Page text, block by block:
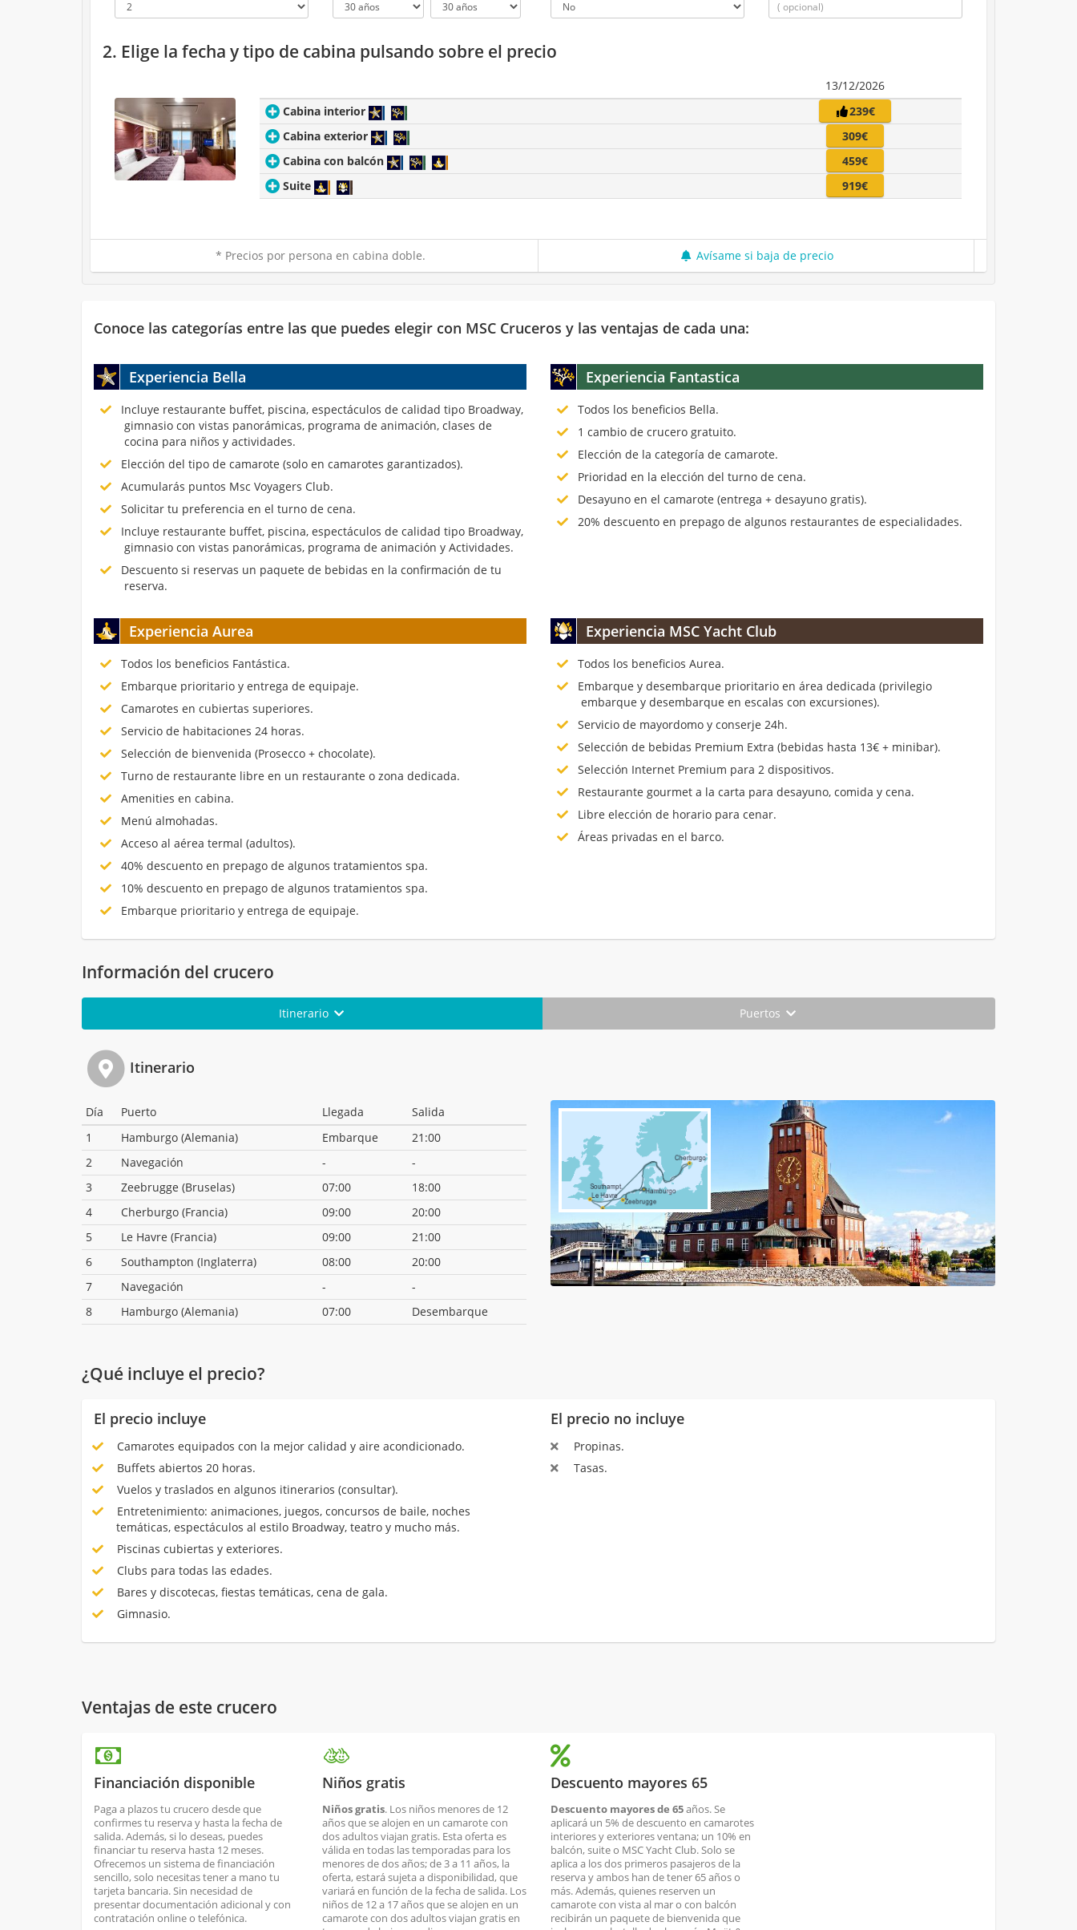
2. Elige la fecha y tipo de cabina pulsando sobre el precio
13/12/2026
Cabina interior
239€
Cabina exterior
309€
Cabina con balcón
459€
Suite
919€
* Precios por persona en cabina doble. Avísame si baja de precio
Conoce las categorías entre las que puedes elegir con MSC Cruceros y las ventajas de cada una:
Experiencia Bella
Incluye restaurante buffet, piscina, espectáculos de calidad tipo Broadway,
gimnasio con vistas panorámicas, programa de animación, clases de
cocina para niños y actividades.
Elección del tipo de camarote (solo en camarotes garantizados).
Acumularás puntos Msc Voyagers Club.
Solicitar tu preferencia en el turno de cena.
Incluye restaurante buffet, piscina, espectáculos de calidad tipo Broadway,
gimnasio con vistas panorámicas, programa de animación y Actividades.
Descuento si reservas un paquete de bebidas en la confirmación de tu
reserva.
Experiencia Fantastica
Todos los beneficios Bella.
1 cambio de crucero gratuito.
Elección de la categoría de camarote.
Prioridad en la elección del turno de cena.
Desayuno en el camarote (entrega + desayuno gratis).
20% descuento en prepago de algunos restaurantes de especialidades.
Experiencia Aurea
Todos los beneficios Fantástica.
Embarque prioritario y entrega de equipaje.
Camarotes en cubiertas superiores.
Servicio de habitaciones 24 horas.
Selección de bienvenida (Prosecco + chocolate).
Turno de restaurante libre en un restaurante o zona dedicada.
Amenities en cabina.
Menú almohadas.
Acceso al aérea termal (adultos).
40% descuento en prepago de algunos tratamientos spa.
10% descuento en prepago de algunos tratamientos spa.
Embarque prioritario y entrega de equipaje.
Experiencia MSC Yacht Club
Todos los beneficios Aurea.
Embarque y desembarque prioritario en área dedicada (privilegio
embarque y desembarque en escalas con excursiones).
Servicio de mayordomo y conserje 24h.
Selección de bebidas Premium Extra (bebidas hasta 13€ + minibar).
Selección Internet Premium para 2 dispositivos.
Restaurante gourmet a la carta para desayuno, comida y cena.
Libre elección de horario para cenar.
Áreas privadas en el barco.
Información del crucero
Itinerario Puertos
Itinerario
Día Puerto Llegada
Salida
1
Hamburgo (Alemania) Embarque
21:00
2
Navegación -
-
3
Zeebrugge (Bruselas) 07:00
18:00
4
Cherburgo (Francia) 09:00
20:00
5
Le Havre (Francia) 09:00
21:00
6
Southampton (Inglaterra) 08:00
20:00
7
Navegación -
-
8
Hamburgo (Alemania) 07:00 Desembarque
¿Qué incluye el precio?
El precio incluye
Camarotes equipados con la mejor calidad y aire acondicionado.
Buffets abiertos 20 horas.
Vuelos y traslados en algunos itinerarios (consultar).
Entretenimiento: animaciones, juegos, concursos de baile, noches
temáticas, espectáculos al estilo Broadway, teatro y mucho más.
Piscinas cubiertas y exteriores.
Clubs para todas las edades.
Bares y discotecas, fiestas temáticas, cena de gala.
Gimnasio.
El precio no incluye
Propinas.
Tasas.
Ventajas de este crucero
Financiación disponible
Paga a plazos tu crucero desde que
confirmes tu reserva y hasta la fecha de
salida. Además, si lo deseas, puedes
financiar tu reserva hasta 12 meses.
Ofrecemos un sistema de financiación
sencillo, solo necesitas tener a mano tu
tarjeta bancaria. Sin necesidad de
presentar documentación adicional y con
contratación online o telefónica.
Niños gratis
Niños gratis. Los niños menores de 12
años que se alojen en un camarote con
dos adultos viajan gratis. Esta oferta es
válida en todas las temporadas para los
menores de dos años; de 3 a 11 años, la
oferta, estará sujeta a disponibilidad, que
variará en función de la fecha de salida. Los
niños de 12 a 17 años que se alojen en un
camarote con dos adultos viajan gratis en
Descuento mayores 65
Descuento mayores de 65años. Se
aplicará un 5% de descuento en camarotes
interiores y exteriores ventana; un 10% en
balcón, suite o MSC Yacht Club. Solo se
aplica a los dos primeros pasajeros de la
reserva y ambos han de tener 65 años o
más. Además, quienes reserven un
camarote con vista al mar o con balcón
recibirán un paquete de bienvenida que